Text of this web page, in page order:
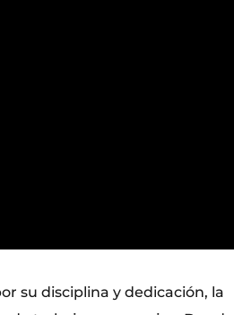
su disciplina y dedicación, la